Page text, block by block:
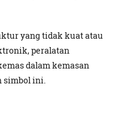
yang tidak kuat atau
peralatan
dalam kemasan
simbol ini.